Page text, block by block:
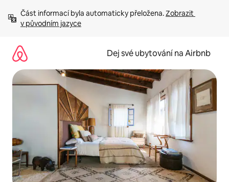
obsah
Část informací byla automaticky přeložena. Zobrazit
v původním jazyce
Dej své ubytování na Airbnb